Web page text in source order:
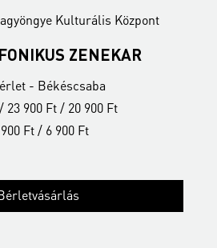
Kulturális Központ
ZENEKAR
- Békéscsaba
23 900 Ft / 20 900 Ft
Ft / 6 900 Ft